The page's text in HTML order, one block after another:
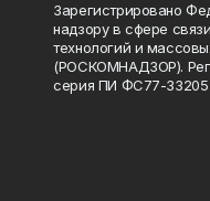
Зарегистрировано
надзору в сфере
технологий и
(РОСКОМНАДЗОР).
серия ПИ ФС77-33205